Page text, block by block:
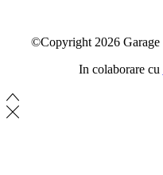
©Copyright 2026 Garage
In colaborare cu